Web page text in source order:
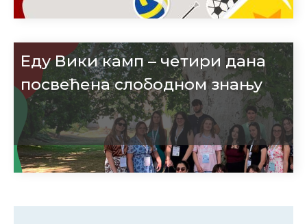
Еду Вики камп – четири дана
посвећена слободном знању